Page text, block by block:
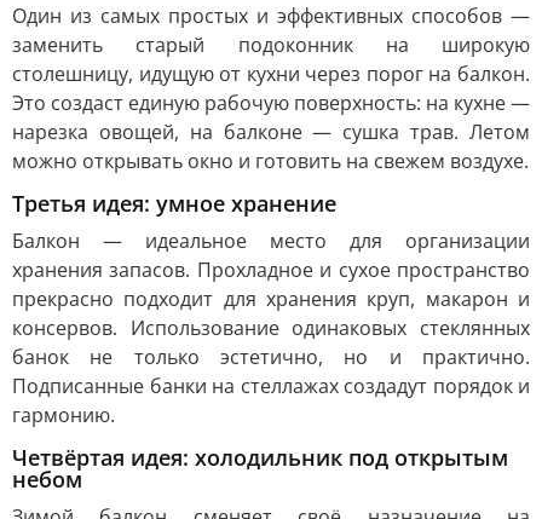
Один из самых простых и эффективных способов —
заменить старый подоконник на широкую
столешницу, идущую от кухни через порог на балкон.
Это создаст единую рабочую поверхность: на кухне —
нарезка овощей, на балконе — сушка трав. Летом
можно открывать окно и готовить на свежем воздухе.
Третья идея: умное хранение
Балкон — идеальное место для организации
хранения запасов. Прохладное и сухое пространство
прекрасно подходит для хранения круп, макарон и
консервов. Использование одинаковых стеклянных
банок не только эстетично, но и практично.
Подписанные банки на стеллажах создадут порядок и
гармонию.
Четвёртая идея: холодильник под открытым
небом